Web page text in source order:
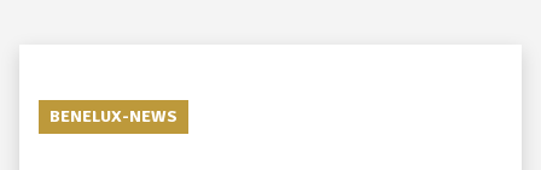
BENELUX-NEWS